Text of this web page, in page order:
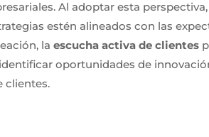
Al adoptar esta
estén alineados con las
laescucha activa de clientes
oportunidades de
clientes.